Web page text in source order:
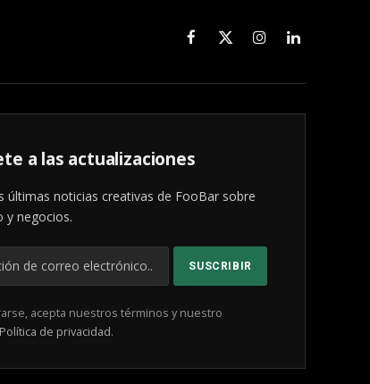
Facebook
X
InstagramLinkedIn
a las actualizaciones
últimas noticias creativas de FooBar sobre
y negocios.
acepta nuestros términos y nuestro
Política de privacidad.